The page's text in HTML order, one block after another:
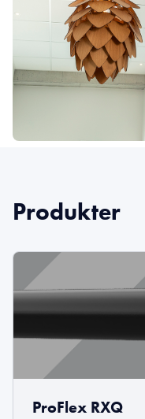
Produkter
ProFlex RXQ